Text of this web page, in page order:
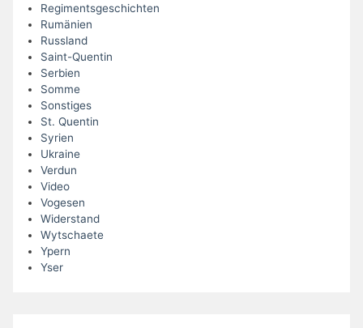
Regimentsgeschichten
Rumänien
Russland
Saint-Quentin
Serbien
Somme
Sonstiges
St. Quentin
Syrien
Ukraine
Verdun
Video
Vogesen
Widerstand
Wytschaete
Ypern
Yser